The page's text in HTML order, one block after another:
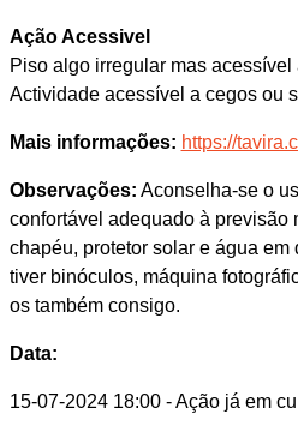
Ação Acessivel
Piso algo irregular mas acessível
Actividade acessível a cegos ou
Mais informações: https://
Observações: Aconselha-se o
confortável adequado à previsão
chapéu, protetor solar e água
tiver binóculos, máquina
os também consigo.
Data:
15-07-2024 18:00 - Ação já em